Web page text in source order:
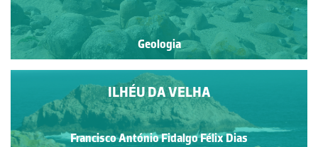
Geologia
ILHÉU DA VELHA
Francisco António Fidalgo Félix Dias